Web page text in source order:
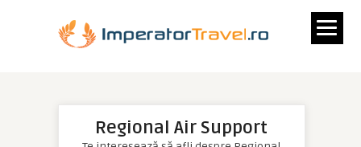
Regional Air Support